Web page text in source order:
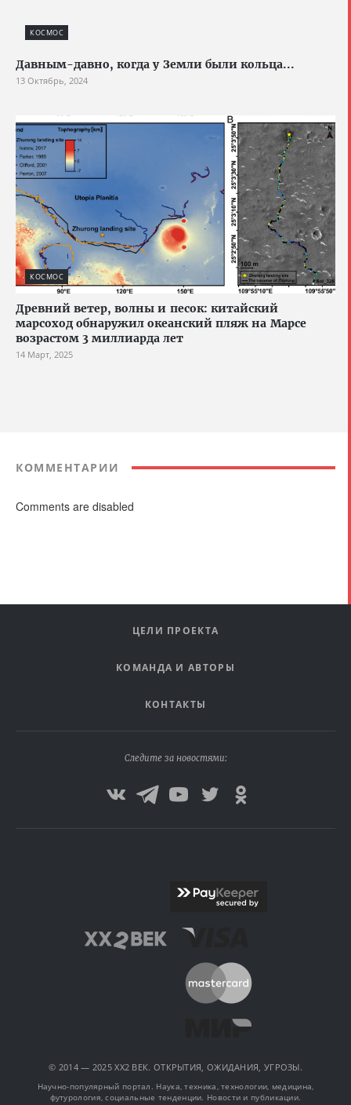
КОСМОС
Давным-давно, когда у Земли были кольца...
13 Октябрь, 2024
КОСМОС
Древний ветер, волны и песок: китайский
марсоход обнаружил океанский пляж на Марсе
возрастом 3 миллиарда лет
14 Март, 2025
КОММЕНТАРИИ
Comments are disabled
ЦЕЛИ ПРОЕКТА
КОМАНДА И АВТОРЫ
КОНТАКТЫ
Следите за новостями:
© 2014 — 2025 XX2 ВЕК. ОТКРЫТИЯ, ОЖИДАНИЯ, УГРОЗЫ.
Научно-популярный портал. Наука, техника, технологии, медицина,
футурология, социальные тенденции. Новости и публикации.